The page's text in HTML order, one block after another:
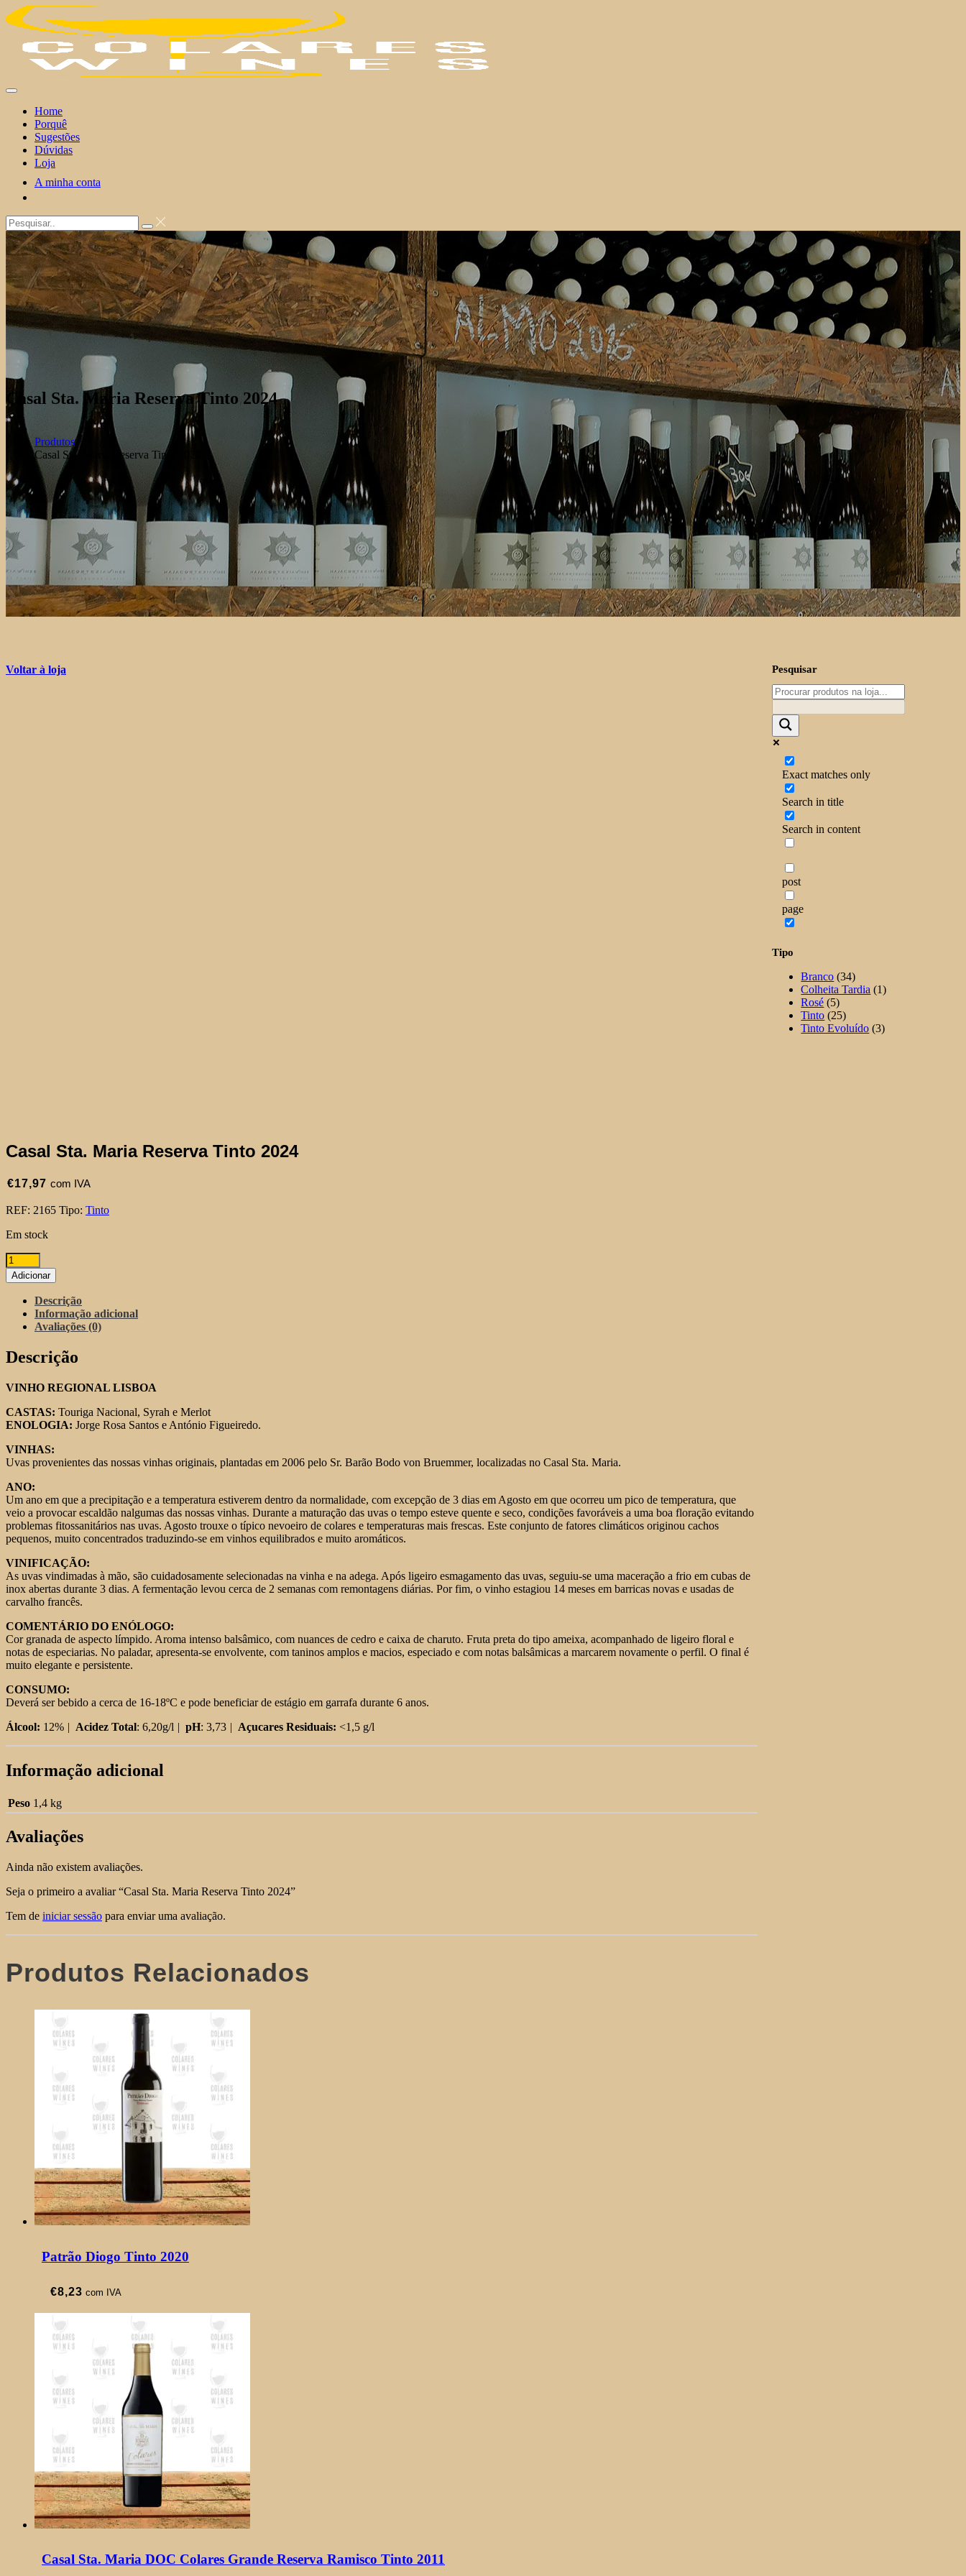
Skip
to
Home
Porquê
Sugestões
Dúvidas
Loja
A minha conta
Casal Sta. Maria Reserva Tinto 2024
Produtos
Casal Sta. Maria Reserva Tinto 2024
Voltar à loja
Casal Sta. Maria Reserva Tinto 2024
€17,97 com IVA
REF: 2165 Tipo: Tinto
Em stock
Quantidade
de
Casal
Maria
Reserva
2024
Adicionar
Descrição
Informação adicional
Avaliações (0)
Descrição
VINHO REGIONAL LISBOA
CASTAS: Touriga Nacional, Syrah e Merlot
ENOLOGIA: Jorge Rosa Santos e António Figueiredo.
VINHAS:
Uvas provenientes das nossas vinhas originais, plantadas em 2006 pelo Sr. Barão Bodo von Bruemmer, localizadas no Casal Sta. Maria.
ANO:
Um ano em que a precipitação e a temperatura estiverem dentro da normalidade, com excepção de 3 dias em Agosto em que ocorreu um pico de temperatura, que
veio a provocar escaldão nalgumas das nossas vinhas. Durante a maturação das uvas o tempo esteve quente e seco, condições favoráveis a uma boa floração evitando
problemas fitossanitários nas uvas. Agosto trouxe o típico nevoeiro de colares e temperaturas mais frescas. Este conjunto de fatores climáticos originou cachos
pequenos, muito concentrados traduzindo-se em vinhos equilibrados e muito aromáticos.
VINIFICAÇÃO:
As uvas vindimadas à mão, são cuidadosamente selecionadas na vinha e na adega. Após ligeiro esmagamento das uvas, seguiu-se uma maceração a frio em cubas de
inox abertas durante 3 dias. A fermentação levou cerca de 2 semanas com remontagens diárias. Por fim, o vinho estagiou 14 meses em barricas novas e usadas de
carvalho francês.
COMENTÁRIO DO ENÓLOGO:
Cor granada de aspecto límpido. Aroma intenso balsâmico, com nuances de cedro e caixa de charuto. Fruta preta do tipo ameixa, acompanhado de ligeiro floral e
notas de especiarias. No paladar, apresenta-se envolvente, com taninos amplos e macios, especiado e com notas balsâmicas a marcarem novamente o perfil. O final é
muito elegante e persistente.
CONSUMO:
Deverá ser bebido a cerca de 16-18ºC e pode beneficiar de estágio em garrafa durante 6 anos.
Álcool: 12% | Acidez Total: 6,20g/l | pH: 3,73 | Açucares Residuais: <1,5 g/l
Informação adicional
Peso 1,4 kg
Avaliações
Ainda não existem avaliações.
Seja o primeiro a avaliar “Casal Sta. Maria Reserva Tinto 2024”
Tem de iniciar sessão para enviar uma avaliação.
Pesquisar
Exact matches only
Search in title
Search in content
post
page
Tipo
Branco (34)
Colheita Tardia (1)
Rosé (5)
Tinto (25)
Tinto Evoluído (3)
Produtos Relacionados
Patrão Diogo Tinto 2020
€8,23 com IVA
Casal Sta. Maria DOC Colares Grande Reserva Ramisco Tinto 2011